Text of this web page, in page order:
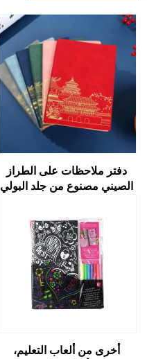
دفتر ملاحظات على الطراز
الصيني مصنوع من جلد البولي
Leather)، مزخرف بطباعة
ذهبية بارزة، مناسب لمجال
الأعمال والمكاتب واجتماعات
العمل والتدوين اليومي، وأدوات
كتابة فاخرة مناسبة كهدية
أخرى من ألعاب التعليم،